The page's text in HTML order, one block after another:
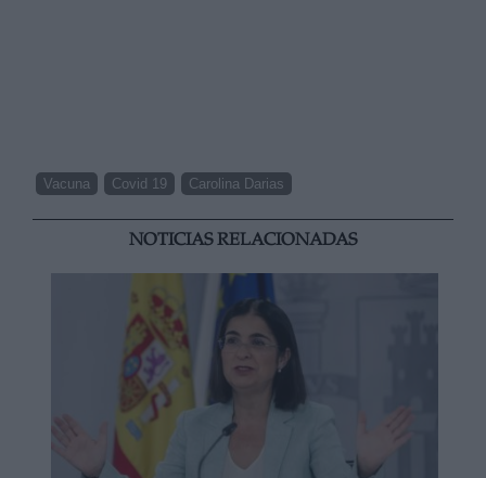
Vacuna Covid 19 Carolina Darias
NOTICIAS RELACIONADAS